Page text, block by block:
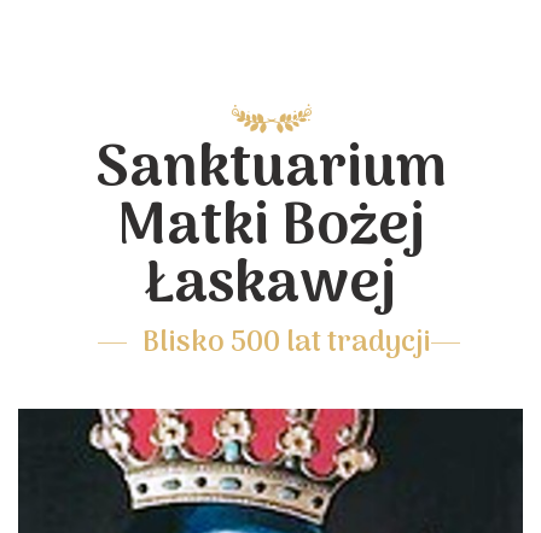
Sanktuarium
Matki Bożej
Łaskawej
Blisko 500 lat tradycji